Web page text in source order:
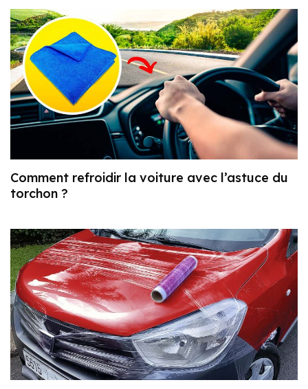
Comment refroidir la voiture avec l’astuce du
torchon ?